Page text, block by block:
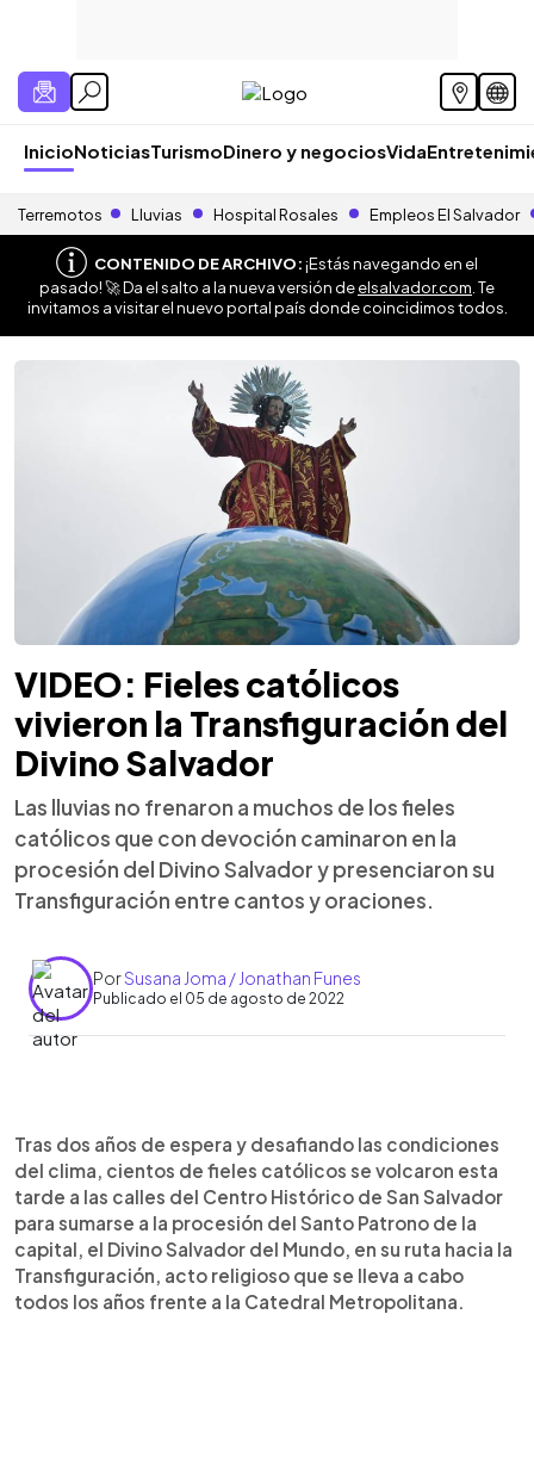
InicioNoticiasTurismoDinero y negociosVida
Terremotos Lluvias Hospital Rosales Empleos El Salvador
CONTENIDO DE ARCHIVO:¡Estás navegando en el
pasado! 🚀 Da el salto a la nueva versión deelsalvador.com . Te
invitamos a visitar el nuevo portal país donde coincidimos todos.
VIDEO: Fieles católicos
vivieron la Transfiguración del
Divino Salvador
Las lluvias no frenaron a muchos de los fieles
católicos que con devoción caminaron en la
procesión del Divino Salvador y presenciaron su
Transfiguración entre cantos y oraciones.
PorSusana Joma / Jonathan Funes
Publicado el 05 de agosto de 2022
Escuchar artículo
Tras dos años de espera y desafiando las condiciones
del clima, cientos de fieles católicos se volcaron esta
tarde a las calles del Centro Histórico de San Salvador
para sumarse a la procesión del Santo Patrono de la
capital, el Divino Salvador del Mundo, en su ruta hacia la
Transfiguración, acto religioso que se lleva a cabo
todos los años frente a la Catedral Metropolitana.